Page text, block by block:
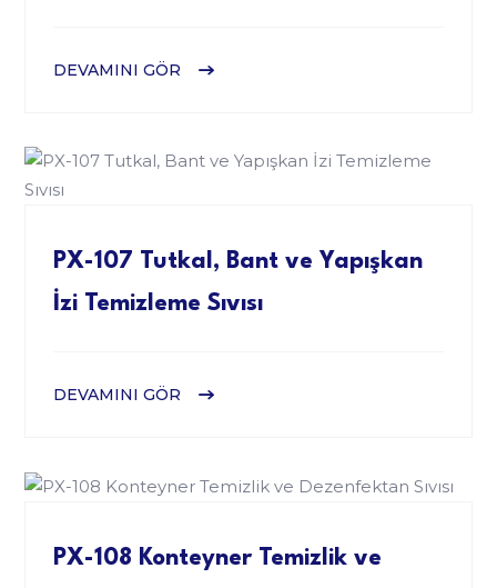
DEVAMINI GÖR
PX-107 Tutkal, Bant ve Yapışkan
İzi Temizleme Sıvısı
DEVAMINI GÖR
PX-108 Konteyner Temizlik ve